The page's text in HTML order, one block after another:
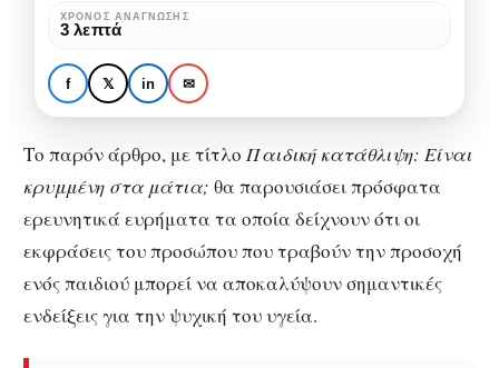
ΨΥΧΟΛΟΓΊΑ ΨΥΧΟΛΟΓΊΑ ΣΤΗΝ ΠΑΙΔΙΚΉ ΗΛΙΚΊΑ
Παιδική κατάθλιψη:
Είναι κρυμμένη στα
μάτια;
στα
μάτια;
ΧΡΌΝΟΣ ΑΝΆΓΝΩΣΗΣ
3 λεπτά
f 𝕏 in ✉
Το παρόν άρθρο, με τίτλο Παιδική κατάθλιψη: Είναι
κρυμμένη στα μάτια; θα παρουσιάσει πρόσφατα
ερευνητικά ευρήματα τα οποία δείχνουν ότι οι
εκφράσεις του προσώπου που τραβούν την προσοχή
ενός παιδιού μπορεί να αποκαλύψουν σημαντικές
ενδείξεις για την ψυχική του υγεία.